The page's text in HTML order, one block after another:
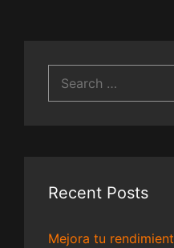
for:
Recent Posts
Mejora tu